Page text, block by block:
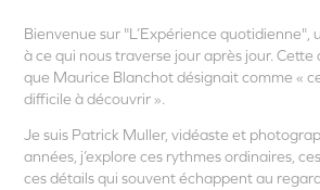
Bienvenue sur "L’Expérience quotidienne",
à ce qui nous traverse jour après jour. Cette
que Maurice Blanchot désignait comme «
difficile à découvrir ».
Je suis Patrick Muller, vidéaste et
années, j’explore ces rythmes ordinaires,
ces détails qui souvent échappent au